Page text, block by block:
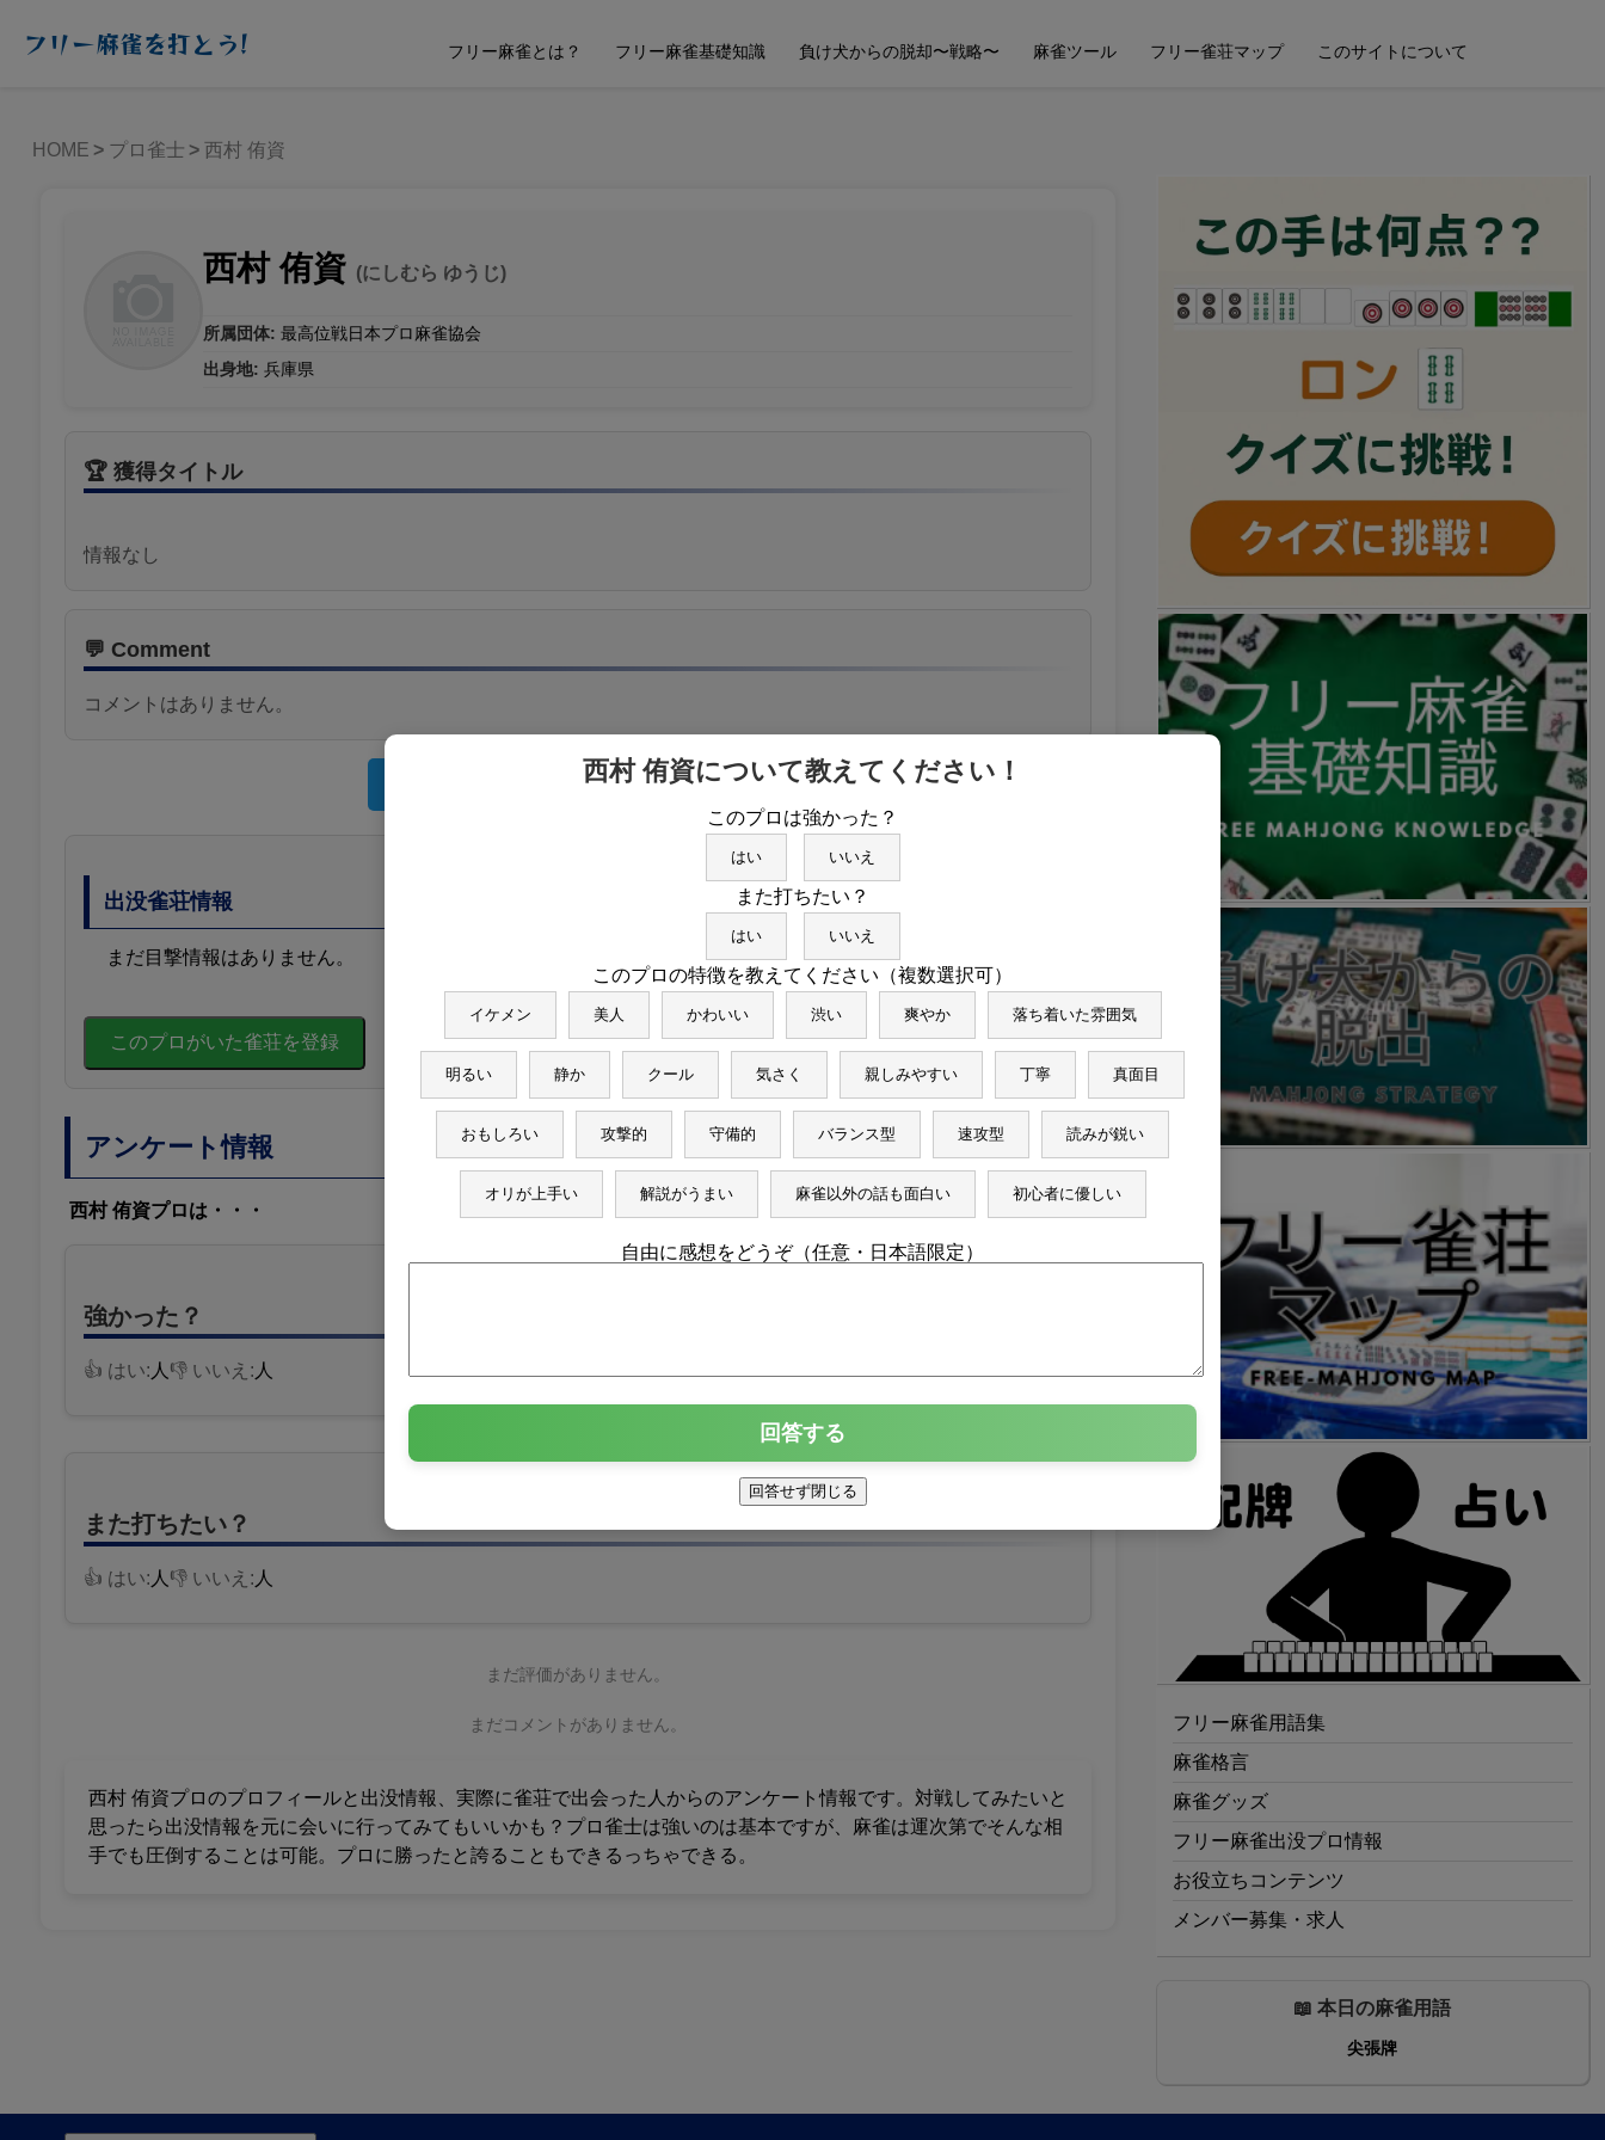
フリー麻雀を打とう! フリー麻雀とは？ フリー麻雀基礎知識 負け犬からの脱却〜戦略〜 麻雀ツール フリー雀荘マップ このサイトについて
西村 侑資について教えてください！
このプロは強かった？
はい いいえ
また打ちたい？
はい いいえ
このプロの特徴を教えてください（複数選択可）
イケメン 美人 かわいい 渋い 爽やか 落ち着いた雰囲気
明るい 静か クール 気さく 親しみやすい 丁寧 真面目
おもしろい 攻撃的 守備的 バランス型 速攻型 読みが鋭い
オリが上手い 解説がうまい 麻雀以外の話も面白い 初心者に優しい
自由に感想をどうぞ（任意・日本語限定）
回答する
回答せず閉じる
HOME プロ雀士 西村 侑資
西村 侑資 (にしむら ゆうじ)
所属団体: 最高位戦日本プロ麻雀協会
出身地: 兵庫県
🏆 獲得タイトル
情報なし
💬 Comment
コメントはありません。
西村 侑資 プロの X (Twitter) を見る
出没雀荘情報
まだ目撃情報はありません。
このプロがいた雀荘を登録
アンケート情報
西村 侑資プロは・・・
強かった？
👍 はい: 人 👎 いいえ: 人
また打ちたい？
👍 はい: 人 👎 いいえ: 人
まだ評価がありません。
まだコメントがありません。
西村 侑資プロのプロフィールと出没情報、実際に雀荘で出会った人からのアンケート情報です。対戦してみたいと
思ったら出没情報を元に会いに行ってみてもいいかも？プロ雀士は強いのは基本ですが、麻雀は運次第でそんな相
手でも圧倒することは可能。プロに勝ったと誇ることもできるっちゃできる。
フリー麻雀用語集
麻雀格言
麻雀グッズ
フリー麻雀出没プロ情報
お役立ちコンテンツ
メンバー募集・求人
📖 本日の麻雀用語
尖張牌